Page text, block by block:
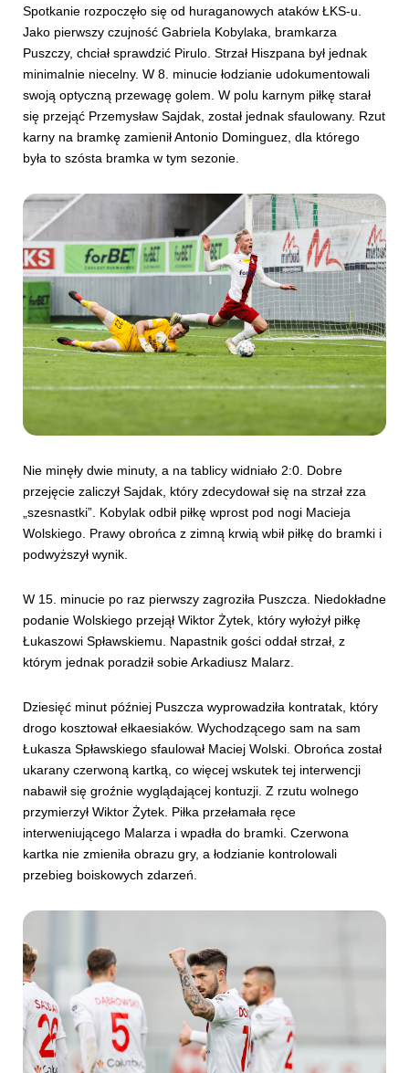
Spotkanie rozpoczęło się od huraganowych ataków ŁKS-u.
Jako pierwszy czujność Gabriela Kobylaka, bramkarza
Puszczy, chciał sprawdzić Pirulo. Strzał Hiszpana był jednak
minimalnie niecelny. W 8. minucie łodzianie udokumentowali
swoją optyczną przewagę golem. W polu karnym piłkę starał
się przejąć Przemysław Sajdak, został jednak sfaulowany. Rzut
karny na bramkę zamienił Antonio Dominguez, dla którego
była to szósta bramka w tym sezonie.
Nie minęły dwie minuty, a na tablicy widniało 2:0. Dobre
przejęcie zaliczył Sajdak, który zdecydował się na strzał zza
„szesnastki”. Kobylak odbił piłkę wprost pod nogi Macieja
Wolskiego. Prawy obrońca z zimną krwią wbił piłkę do bramki i
podwyższył wynik.
W 15. minucie po raz pierwszy zagroziła Puszcza. Niedokładne
podanie Wolskiego przejął Wiktor Żytek, który wyłożył piłkę
Łukaszowi Spławskiemu. Napastnik gości oddał strzał, z
którym jednak poradził sobie Arkadiusz Malarz.
Dziesięć minut później Puszcza wyprowadziła kontratak, który
drogo kosztował ełkaesiaków. Wychodzącego sam na sam
Łukasza Spławskiego sfaulował Maciej Wolski. Obrońca został
ukarany czerwoną kartką, co więcej wskutek tej interwencji
nabawił się groźnie wyglądającej kontuzji. Z rzutu wolnego
przymierzył Wiktor Żytek. Piłka przełamała ręce
interweniującego Malarza i wpadła do bramki. Czerwona
kartka nie zmieniła obrazu gry, a łodzianie kontrolowali
przebieg boiskowych zdarzeń.